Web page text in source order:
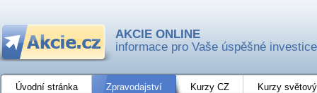
AKCIE ONLINE
informace pro Vaše úspěšné investice
Úvodní stránka Zpravodajství Kurzy CZ Kurzy